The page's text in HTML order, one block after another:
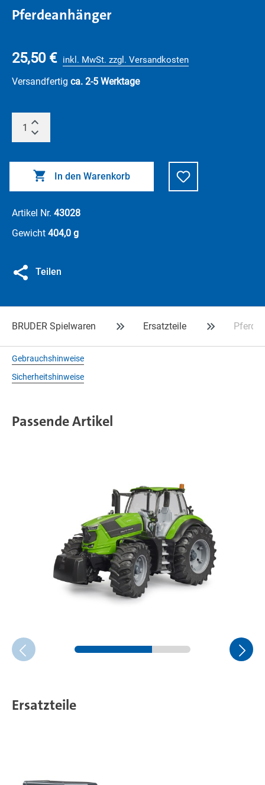
Pferdeanhänger
25,50 € inkl. MwSt. zzgl. Versandkosten
Versandfertig ca. 2-5 Werktage
In den Warenkorb
Artikel Nr. 43028
Gewicht 404,0 g
Teilen
BRUDER Spielwaren Ersatzteile
Gebrauchshinweise
Sicherheitshinweise
Passende Artikel
Ersatzteile